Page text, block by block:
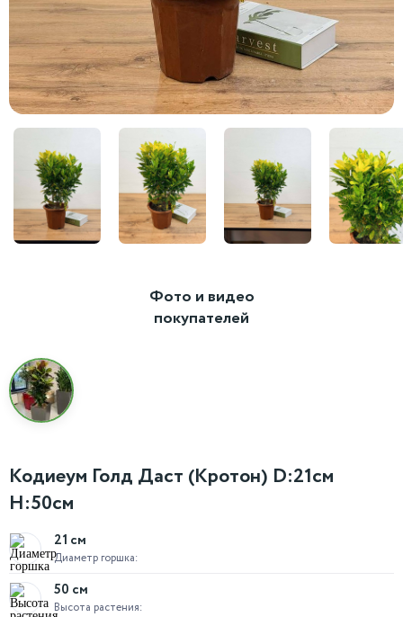
Фото и видео
покупателей
Кодиеум Голд Даст (Кротон) D:21см
H:50см
Диаметр горшка:
21 см
Высота растения:
50 см